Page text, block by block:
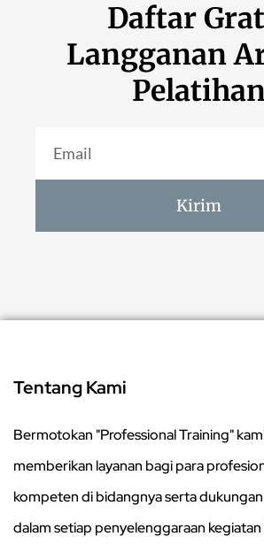
Daftar
Langganan
Kirim
Tentang Kami
Bermotokan "Professional Training"
memberikan layanan bagi para
kompeten di bidangnya serta
dalam setiap penyelenggaraan kegiatan